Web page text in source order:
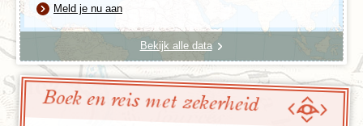
Meld je nu aan
Bekijk alle data
Boek en reis met zekerheid